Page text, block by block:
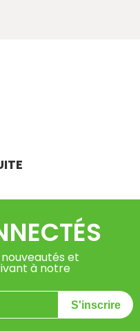
et
à notre
S'inscrire